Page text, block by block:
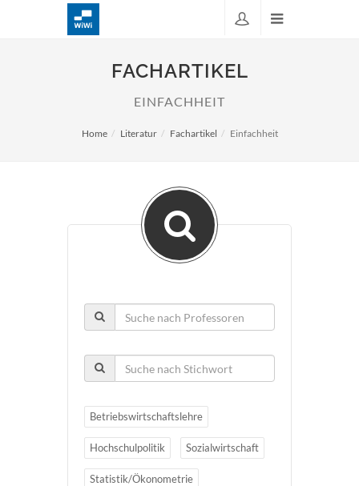
FACHARTIKEL
EINFACHHEIT
Home Literatur Fachartikel Einfachheit
Betriebswirtschaftslehre
Hochschulpolitik Sozialwirtschaft
Statistik/Ökonometrie